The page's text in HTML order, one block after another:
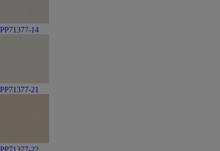
PP71377-14
PP71377-21